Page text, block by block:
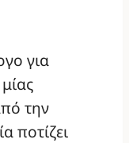
για
την
ποτίζει